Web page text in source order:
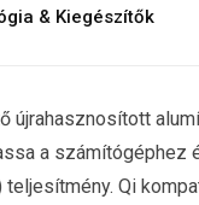
& Kiegészítők
újrahasznosított
a számítógéphez
teljesítmény. Qi